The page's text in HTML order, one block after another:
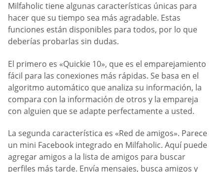
Milfaholic tiene algunas características únicas para
hacer que su tiempo sea más agradable. Estas
funciones están disponibles para todos, por lo que
deberías probarlas sin dudas.
El primero es «Quickie 10», que es el emparejamiento
fácil para las conexiones más rápidas. Se basa en el
algoritmo automático que analiza su información, la
compara con la información de otros y la empareja
con alguien que se adapte perfectamente a usted.
La segunda característica es «Red de amigos». Parece
un mini Facebook integrado en Milfaholic. Aquí puede
agregar amigos a la lista de amigos para buscar
perfiles más tarde. Envía mensajes, busca amigos y